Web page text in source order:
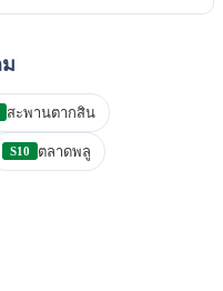
สะพานตากสิน
S10 ตลาดพลู